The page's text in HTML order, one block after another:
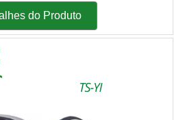
do Produto